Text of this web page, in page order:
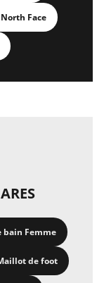
Face
bain Femme
de foot